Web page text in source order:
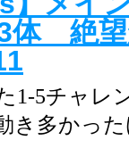
3体 絶
1-5チャレ
き多かっ